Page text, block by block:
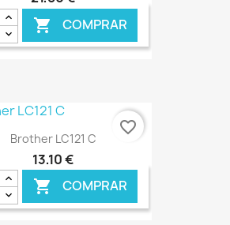
 COMPRAR
Brother LC121 C
13,10 €
 COMPRAR
favorite_border